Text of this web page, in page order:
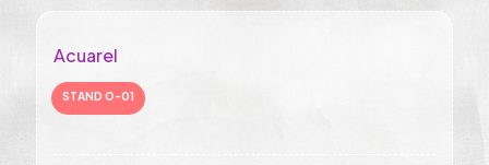
Acuarel
STAND O-01